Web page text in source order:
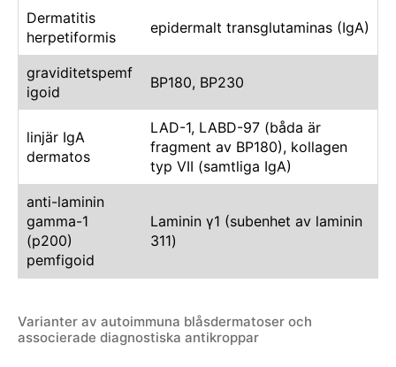
Dermatitis
herpetiformis
epidermalt transglutaminas (IgA)
graviditetspemf
igoid
BP180, BP230
linjär IgA
dermatos
LAD-1, LABD-97 (båda är
fragment av BP180), kollagen
typ VII (samtliga IgA)
anti-laminin
gamma-1
(p200)
pemfigoid
Laminin γ1 (subenhet av laminin
311)
Varianter av autoimmuna blåsdermatoser och
associerade diagnostiska antikroppar